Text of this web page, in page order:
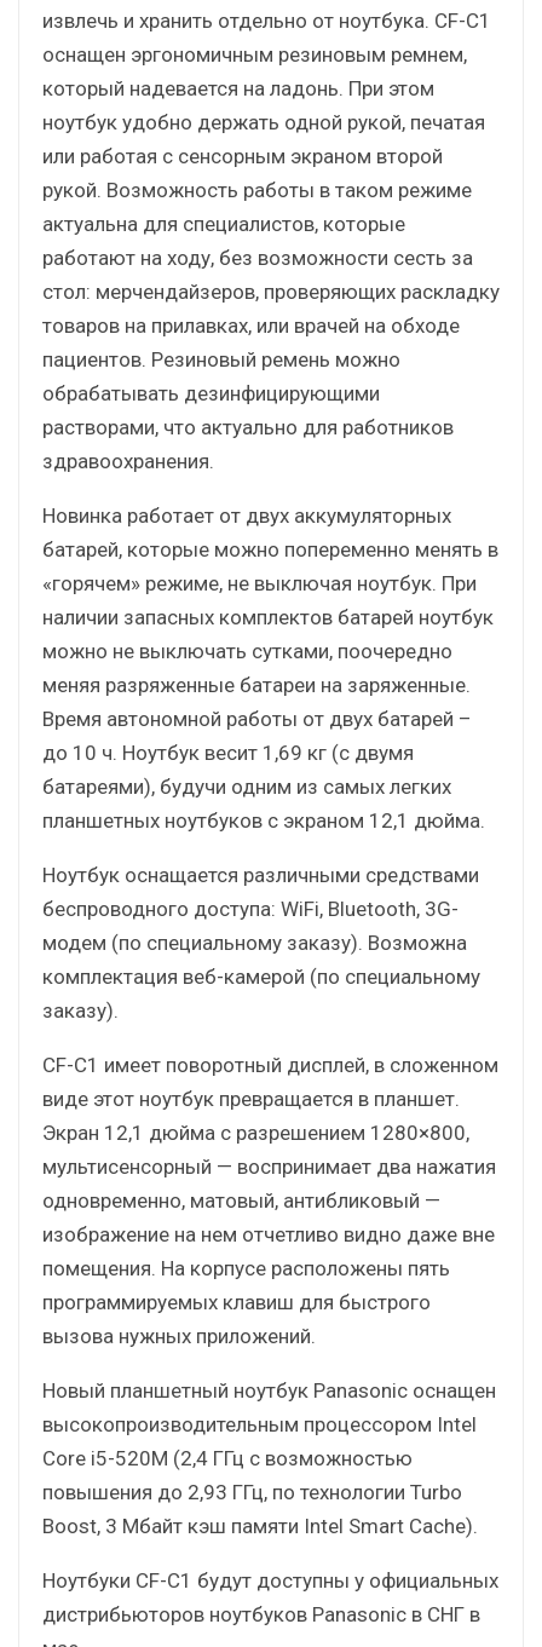
извлечь и хранить отдельно от ноутбука. CF-C1
оснащен эргономичным резиновым ремнем,
который надевается на ладонь. При этом
ноутбук удобно держать одной рукой, печатая
или работая с сенсорным экраном второй
рукой. Возможность работы в таком режиме
актуальна для специалистов, которые
работают на ходу, без возможности сесть за
стол: мерчендайзеров, проверяющих раскладку
товаров на прилавках, или врачей на обходе
пациентов. Резиновый ремень можно
обрабатывать дезинфицирующими
растворами, что актуально для работников
здравоохранения.
Новинка работает от двух аккумуляторных
батарей, которые можно попеременно менять в
«горячем» режиме, не выключая ноутбук. При
наличии запасных комплектов батарей ноутбук
можно не выключать сутками, поочередно
меняя разряженные батареи на заряженные.
Время автономной работы от двух батарей –
до 10 ч. Ноутбук весит 1,69 кг (с двумя
батареями), будучи одним из самых легких
планшетных ноутбуков с экраном 12,1 дюйма.
Ноутбук оснащается различными средствами
беспроводного доступа: WiFi, Bluetooth, 3G-
модем (по специальному заказу). Возможна
комплектация веб-камерой (по специальному
заказу).
CF-C1 имеет поворотный дисплей, в сложенном
виде этот ноутбук превращается в планшет.
Экран 12,1 дюйма с разрешением 1280×800,
мультисенсорный — воспринимает два нажатия
одновременно, матовый, антибликовый —
изображение на нем отчетливо видно даже вне
помещения. На корпусе расположены пять
программируемых клавиш для быстрого
вызова нужных приложений.
Новый планшетный ноутбук Panasonic оснащен
высокопроизводительным процессором Intel
Core i5-520M (2,4 ГГц с возможностью
повышения до 2,93 ГГц, по технологии Turbo
Boost, 3 Мбайт кэш памяти Intel Smart Cache).
Ноутбуки CF-C1 будут доступны у официальных
дистрибьюторов ноутбуков Panasonic в СНГ в